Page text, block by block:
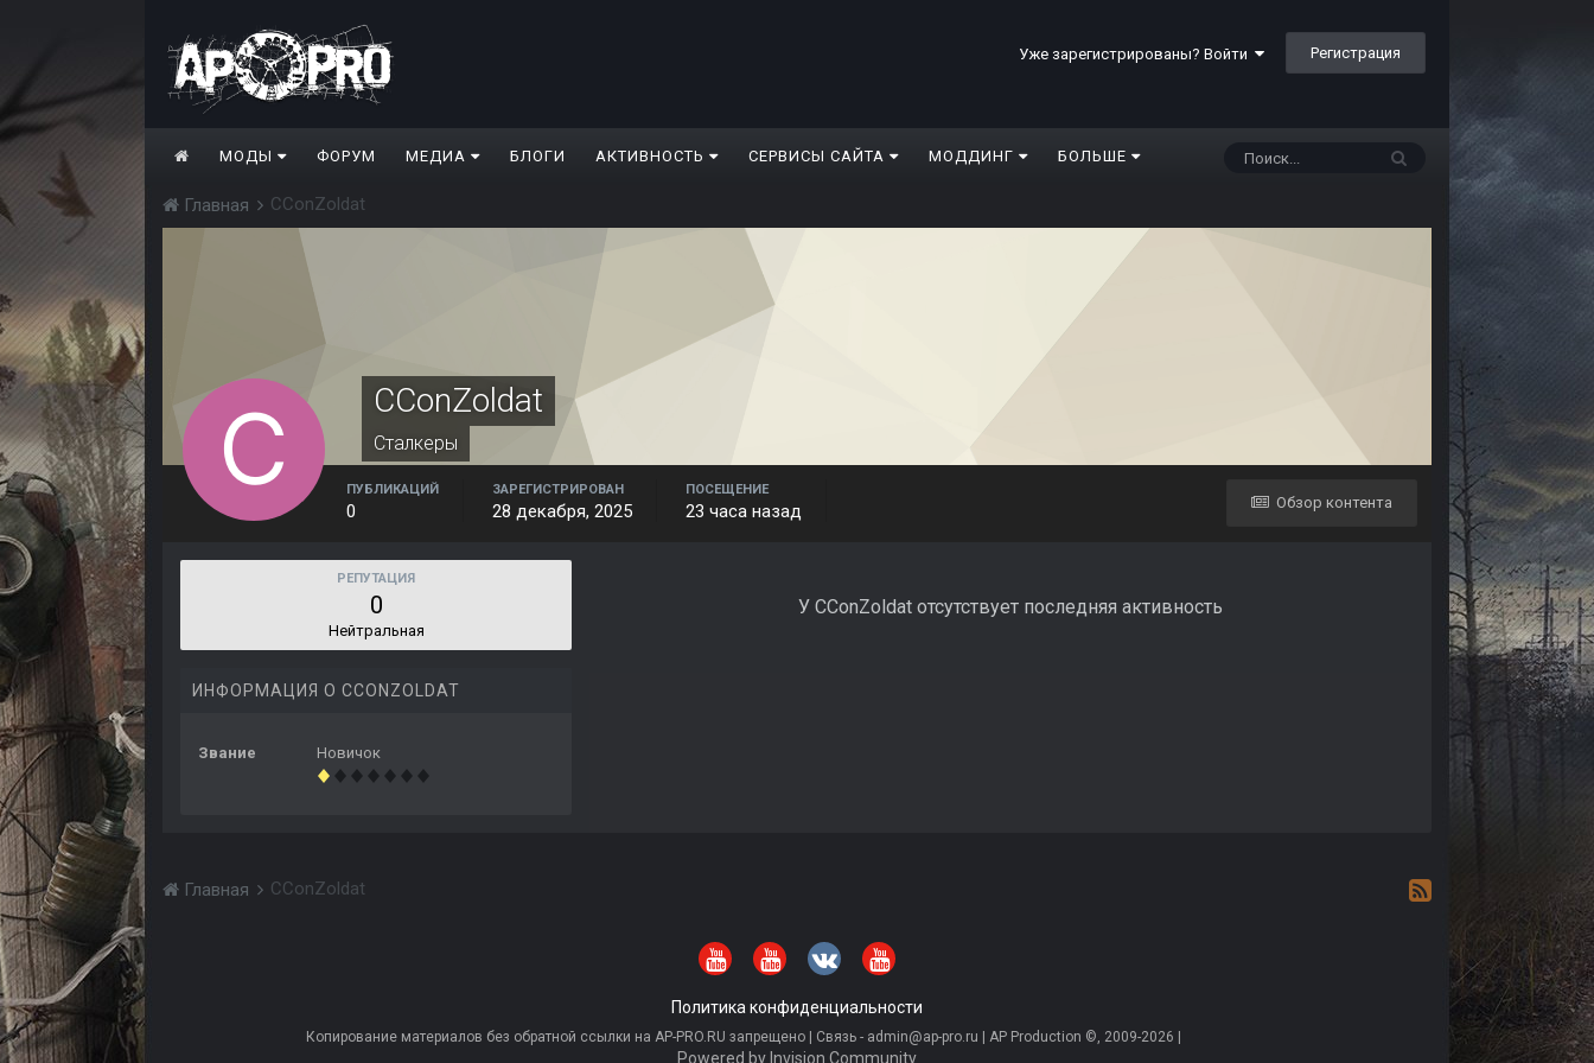
Уже зарегистрированы? Войти Регистрация
МОДЫ ФОРУМ МЕДИА БЛОГИ АКТИВНОСТЬ СЕРВИСЫ САЙТА МОДДИНГ БОЛЬШЕ
Главная CConZoldat
CConZoldat
Сталкеры
Обзор контента
ПУБЛИКАЦИЙ
0
ЗАРЕГИСТРИРОВАН
28 декабря, 2025
ПОСЕЩЕНИЕ
23 часа назад
РЕПУТАЦИЯ
0
Нейтральная
ИНФОРМАЦИЯ О CCONZOLDAT
Звание Новичок
У CConZoldat отсутствует последняя активность
Главная CConZoldat
Политика конфиденциальности
Копирование материалов без обратной ссылки на AP-PRO.RU запрещено | Связь - admin@ap-pro.ru | AP Production ©, 2009-2026 |
Powered by Invision Community